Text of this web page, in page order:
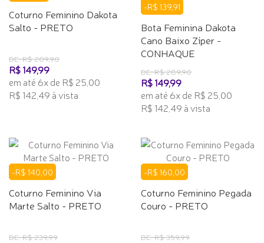
Coturno Feminino Dakota
Salto - PRETO
DE: R$ 209,90
R$ 149,99
em até 6x de R$ 25,00
R$ 142,49 à vista
-R$ 139,91
Bota Feminina Dakota
Cano Baixo Zíper -
CONHAQUE
DE: R$ 289,90
R$ 149,99
em até 6x de R$ 25,00
R$ 142,49 à vista
-R$ 140,00
Coturno Feminino Via
Marte Salto - PRETO
DE: R$ 239,99
-R$ 160,00
Coturno Feminino Pegada
Couro - PRETO
DE: R$ 359,99